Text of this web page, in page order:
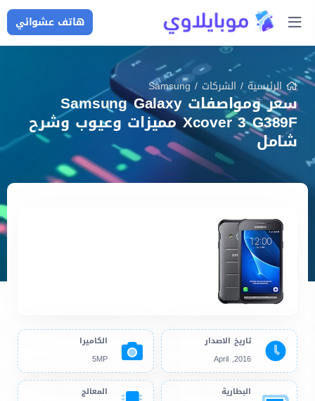
هاتف عشوائي
الرئيسية/ الشركات /
Samsung
سعر ومواصفات Samsung Galaxy
Xcover 3 G389F مميزات وعيوب وشرح
شامل
تاريخ الاصدار
2016, April
الكاميرا
5MP
البطارية
المعالج